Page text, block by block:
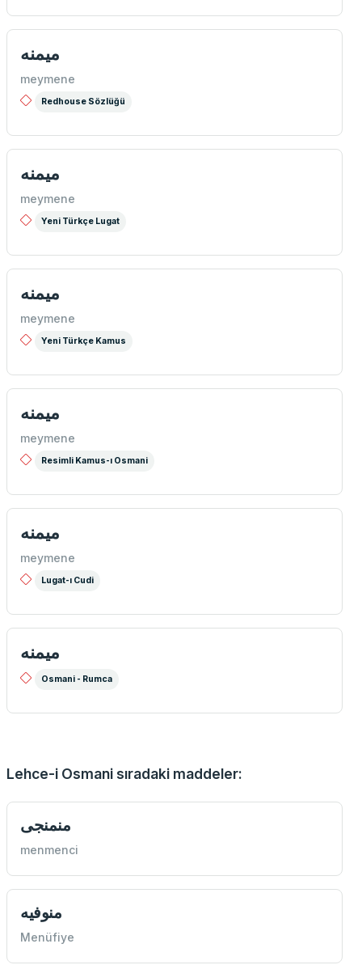
میمنه
meymene
Redhouse Sözlüğü
ميمنه
meymene
Yeni Türkçe Lugat
میمنه
meymene
Yeni Türkçe Kamus
میمنه
meymene
Resimli Kamus-ı Osmani
میمنه
meymene
Lugat-ı Cudi
ميمنه
Osmani - Rumca
Lehce-i Osmani sıradaki maddeler:
منمنجی
menmenci
منوفيه
Menüfiye